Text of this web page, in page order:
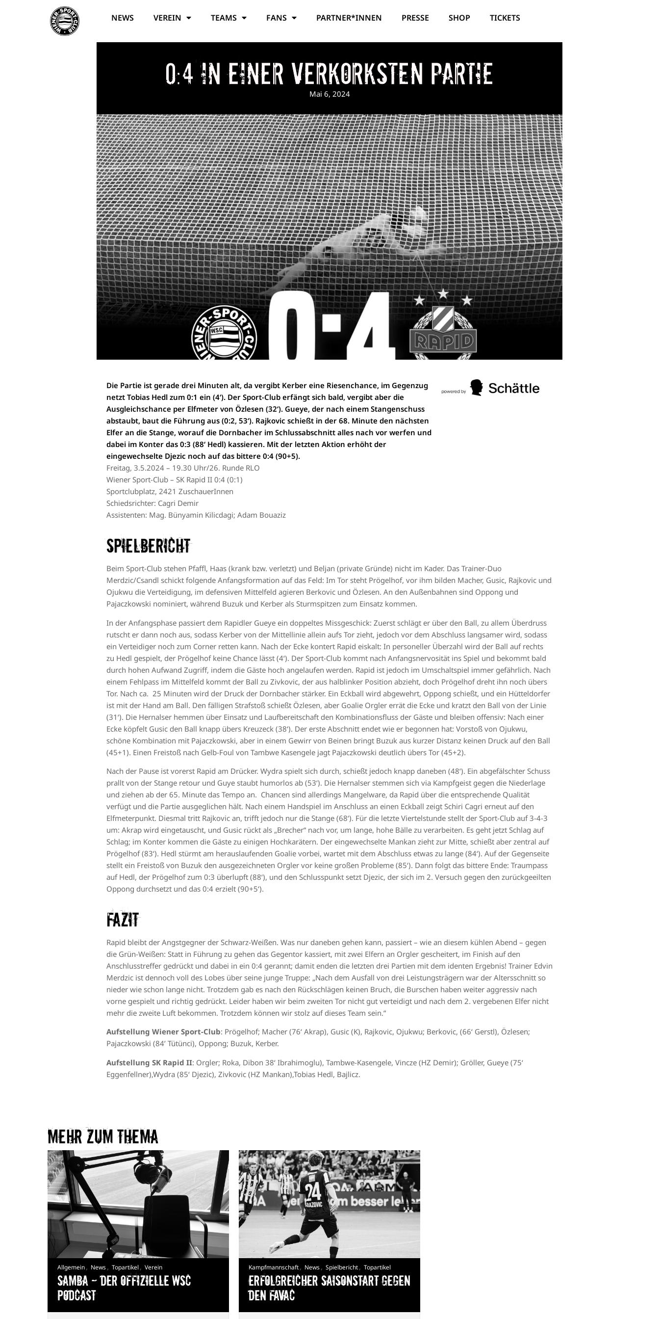
NEWS VEREIN TEAMS FANS PARTNER*INNEN PRESSE SHOP TICKETS
0:4 in einer verkorksten Partie
Mai 6, 2024
Die Partie ist gerade drei Minuten alt, da vergibt Kerber eine Riesenchance, im Gegenzug
netzt Tobias Hedl zum 0:1 ein (4‘). Der Sport-Club erfängt sich bald, vergibt aber die
Ausgleichschance per Elfmeter von Özlesen (32‘). Gueye, der nach einem Stangenschuss
abstaubt, baut die Führung aus (0:2, 53‘). Rajkovic schießt in der 68. Minute den nächsten
Elfer an die Stange, worauf die Dornbacher im Schlussabschnitt alles nach vor werfen und
dabei im Konter das 0:3 (88‘ Hedl) kassieren. Mit der letzten Aktion erhöht der
eingewechselte Djezic noch auf das bittere 0:4 (90+5).
Freitag, 3.5.2024 – 19.30 Uhr/26. Runde RLO
Wiener Sport-Club – SK Rapid II 0:4 (0:1)
Sportclubplatz, 2421 ZuschauerInnen
Schiedsrichter: Cagri Demir
Assistenten: Mag. Bünyamin Kilicdagi; Adam Bouaziz
Spielbericht
Beim Sport-Club stehen Pfaffl, Haas (krank bzw. verletzt) und Beljan (private Gründe) nicht im Kader. Das Trainer-Duo
Merdzic/Csandl schickt folgende Anfangsformation auf das Feld: Im Tor steht Prögelhof, vor ihm bilden Macher, Gusic, Rajkovic und
Ojukwu die Verteidigung, im defensiven Mittelfeld agieren Berkovic und Özlesen. An den Außenbahnen sind Oppong und
Pajaczkowski nominiert, während Buzuk und Kerber als Sturmspitzen zum Einsatz kommen.
In der Anfangsphase passiert dem Rapidler Gueye ein doppeltes Missgeschick: Zuerst schlägt er über den Ball, zu allem Überdruss
rutscht er dann noch aus, sodass Kerber von der Mittellinie allein aufs Tor zieht, jedoch vor dem Abschluss langsamer wird, sodass
ein Verteidiger noch zum Corner retten kann. Nach der Ecke kontert Rapid eiskalt: In personeller Überzahl wird der Ball auf rechts
zu Hedl gespielt, der Prögelhof keine Chance lässt (4‘). Der Sport-Club kommt nach Anfangsnervosität ins Spiel und bekommt bald
durch hohen Aufwand Zugriff, indem die Gäste hoch angelaufen werden. Rapid ist jedoch im Umschaltspiel immer gefährlich. Nach
einem Fehlpass im Mittelfeld kommt der Ball zu Zivkovic, der aus halblinker Position abzieht, doch Prögelhof dreht ihn noch übers
Tor. Nach ca. 25 Minuten wird der Druck der Dornbacher stärker. Ein Eckball wird abgewehrt, Oppong schießt, und ein Hütteldorfer
ist mit der Hand am Ball. Den fälligen Strafstoß schießt Özlesen, aber Goalie Orgler errät die Ecke und kratzt den Ball von der Linie
(31‘). Die Hernalser hemmen über Einsatz und Laufbereitschaft den Kombinationsfluss der Gäste und bleiben offensiv: Nach einer
Ecke köpfelt Gusic den Ball knapp übers Kreuzeck (38‘). Der erste Abschnitt endet wie er begonnen hat: Vorstoß von Ojukwu,
schöne Kombination mit Pajaczkowski, aber in einem Gewirr von Beinen bringt Buzuk aus kurzer Distanz keinen Druck auf den Ball
(45+1). Einen Freistoß nach Gelb-Foul von Tambwe Kasengele jagt Pajaczkowski deutlich übers Tor (45+2).
Nach der Pause ist vorerst Rapid am Drücker. Wydra spielt sich durch, schießt jedoch knapp daneben (48‘). Ein abgefälschter Schuss
prallt von der Stange retour und Guye staubt humorlos ab (53‘). Die Hernalser stemmen sich via Kampfgeist gegen die Niederlage
und ziehen ab der 65. Minute das Tempo an. Chancen sind allerdings Mangelware, da Rapid über die entsprechende Qualität
verfügt und die Partie ausgeglichen hält. Nach einem Handspiel im Anschluss an einen Eckball zeigt Schiri Cagri erneut auf den
Elfmeterpunkt. Diesmal tritt Rajkovic an, trifft jedoch nur die Stange (68‘). Für die letzte Viertelstunde stellt der Sport-Club auf 3-4-3
um: Akrap wird eingetauscht, und Gusic rückt als „Brecher“ nach vor, um lange, hohe Bälle zu verarbeiten. Es geht jetzt Schlag auf
Schlag; im Konter kommen die Gäste zu einigen Hochkarätern. Der eingewechselte Mankan zieht zur Mitte, schießt aber zentral auf
Prögelhof (83‘). Hedl stürmt am herauslaufenden Goalie vorbei, wartet mit dem Abschluss etwas zu lange (84‘). Auf der Gegenseite
stellt ein Freistoß von Buzuk den ausgezeichneten Orgler vor keine großen Probleme (85‘). Dann folgt das bittere Ende: Traumpass
auf Hedl, der Prögelhof zum 0:3 überlupft (88‘), und den Schlusspunkt setzt Djezic, der sich im 2. Versuch gegen den zurückgeeilten
Oppong durchsetzt und das 0:4 erzielt (90+5‘).
Fazit
Rapid bleibt der Angstgegner der Schwarz-Weißen. Was nur daneben gehen kann, passiert – wie an diesem kühlen Abend – gegen
die Grün-Weißen: Statt in Führung zu gehen das Gegentor kassiert, mit zwei Elfern an Orgler gescheitert, im Finish auf den
Anschlusstreffer gedrückt und dabei in ein 0:4 gerannt; damit enden die letzten drei Partien mit dem identen Ergebnis! Trainer Edvin
Merdzic ist dennoch voll des Lobes über seine junge Truppe: „Nach dem Ausfall von drei Leistungsträgern war der Altersschnitt so
nieder wie schon lange nicht. Trotzdem gab es nach den Rückschlägen keinen Bruch, die Burschen haben weiter aggressiv nach
vorne gespielt und richtig gedrückt. Leider haben wir beim zweiten Tor nicht gut verteidigt und nach dem 2. vergebenen Elfer nicht
mehr die zweite Luft bekommen. Trotzdem können wir stolz auf dieses Team sein.“
Aufstellung Wiener Sport-Club: Prögelhof; Macher (76‘ Akrap), Gusic (K), Rajkovic, Ojukwu; Berkovic, (66‘ Gerstl), Özlesen;
Pajaczkowski (84’ Tütünci), Oppong; Buzuk, Kerber.
Aufstellung SK Rapid II: Orgler; Roka, Dibon 38‘ Ibrahimoglu), Tambwe-Kasengele, Vincze (HZ Demir); Gröller, Gueye (75‘
Eggenfellner),Wydra (85‘ Djezic), Zivkovic (HZ Mankan),Tobias Hedl, Bajlicz.
Mehr zum Thema​
Allgemein, News, Topartikel , Verein
Samba — Der offizielle WSC
Podcast
Kampfmannschaft, News, Spielbericht, Topartikel
Erfolgreicher Saisonstart gegen
den FavAC